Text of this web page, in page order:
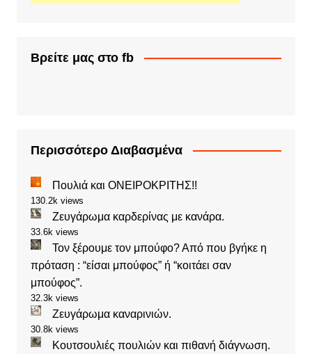
Βρείτε μας στο fb
Περισσότερο Διαβασμένα
Πουλιά και ΟΝΕΙΡΟΚΡΙΤΗΣ!!
130.2k views
Ζευγάρωμα καρδερίνας με κανάρα.
33.6k views
Τον ξέρουμε τον μπούφο? Από που βγήκε η
πρόταση : “είσαι μπούφος” ή “κοιτάει σαν
μπούφος”.
32.3k views
Ζευγάρωμα καναρινιών.
30.8k views
Κουτσουλιές πουλιών και πιθανή διάγνωση.